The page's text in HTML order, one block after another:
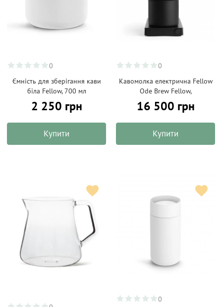
0
Ємність для зберігання кави
біла Fellow, 700 мл
2 250 грн
Купити
0
Кавомолка електрична Fellow
Ode Brew Fellow,
16 500 грн
Купити
0